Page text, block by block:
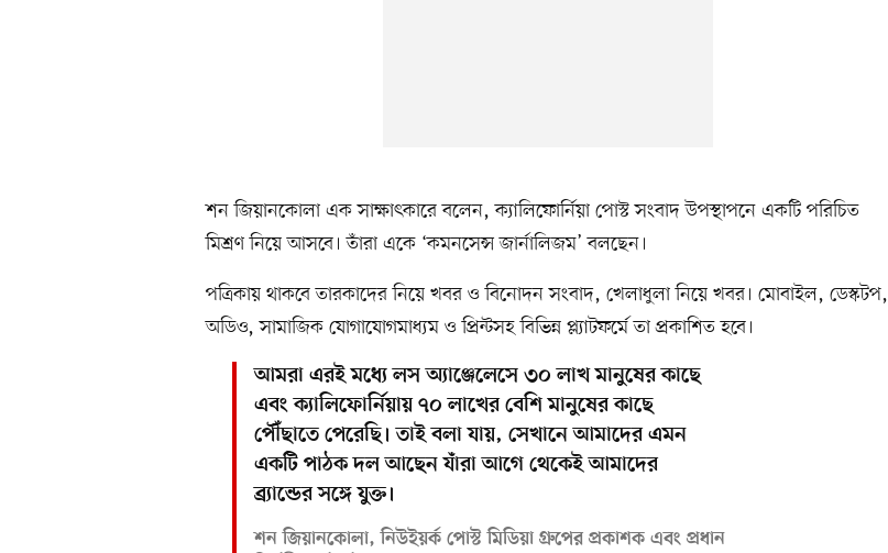
শন জিয়ানকোলা এক সাক্ষাৎকারে বলেন, ক্যালিফোর্নিয়া পোস্ট সংবাদ উপস্থাপনে একটি পরিচিত
মিশ্রণ নিয়ে আসবে। তাঁরা একে ‘কমনসেন্স জার্নালিজম’ বলছেন।
পত্রিকায় থাকবে তারকাদের নিয়ে খবর ও বিনোদন সংবাদ, খেলাধুলা নিয়ে খবর। মোবাইল, ডেস্কটপ,
অডিও, সামাজিক যোগাযোগমাধ্যম ও প্রিন্টসহ বিভিন্ন প্ল্যাটফর্মে তা প্রকাশিত হবে।
আমরা এরই মধ্যে লস অ্যাঞ্জেলেসে ৩০ লাখ মানুষের কাছে
এবং ক্যালিফোর্নিয়ায় ৭০ লাখের বেশি মানুষের কাছে
পৌঁছাতে পেরেছি। তাই বলা যায়, সেখানে আমাদের এমন
একটি পাঠক দল আছেন যাঁরা আগে থেকেই আমাদের
ব্র্যান্ডের সঙ্গে যুক্ত।
শন জিয়ানকোলা, নিউইয়র্ক পোস্ট মিডিয়া গ্রুপের প্রকাশক এবং প্রধান